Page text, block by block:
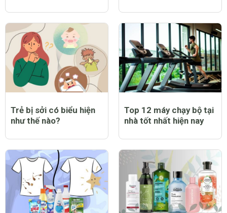
Trẻ bị sởi có biểu hiện
như thế nào?
Top 12 máy chạy bộ tại
nhà tốt nhất hiện nay